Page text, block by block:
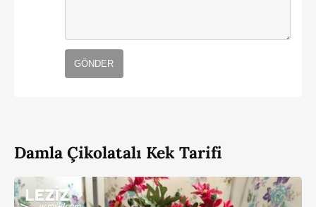
GÖNDER
Damla Çikolatalı Kek Tarifi